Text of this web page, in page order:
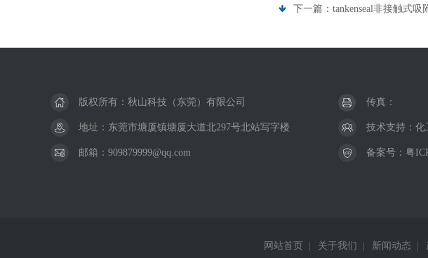
下一篇： tankenseal非接触式吸
版权所有：秋山科技（东莞）有限公司 传真：
地址：东莞市塘厦镇塘厦大道北297号北站写字楼 技术支持： 化
邮箱：909879999@qq.com 备案号： 粤
网站首页 关于我们 新闻动态